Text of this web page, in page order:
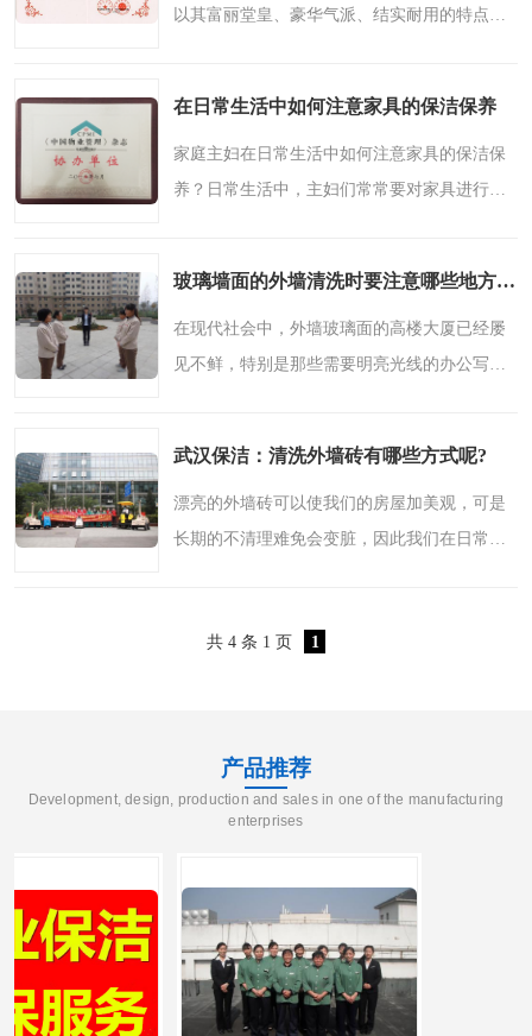
以其富丽堂皇、豪华气派、结实耐用的特点一
庞大而讲究豪华，占..
在日常生活中如何注意家具的保洁保养
家庭主妇在日常生活中如何注意家具的保洁保
养？日常生活中，主妇们常常要对家具进行清
让家具变干净，但实..
玻璃墙面的外墙清洗时要注意哪些地方呢?
在现代社会中，外墙玻璃面的高楼大厦已经屡
见不鲜，特别是那些需要明亮光线的办公写字
影响了室内光线，因..
武汉保洁：清洗外墙砖有哪些方式呢?
漂亮的外墙砖可以使我们的房屋加美观，可是
长期的不清理难免会变脏，因此我们在日常生
砖：如果发现一不小心..
共 4 条 1 页 1
产品推荐
Development, design, production and sales in one of the manufacturing
enterprises